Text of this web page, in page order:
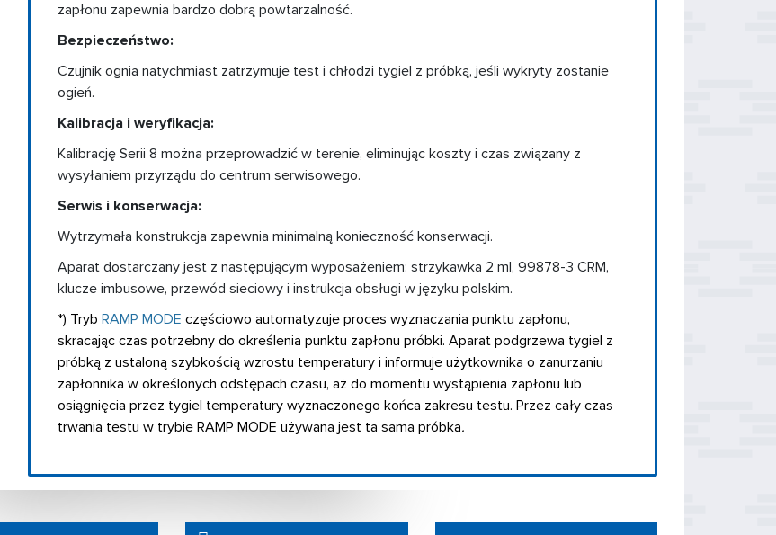
zapłonu zapewnia bardzo dobrą powtarzalność.
Bezpieczeństwo:
Czujnik ognia natychmiast zatrzymuje test i chłodzi tygiel z próbką, jeśli wykryty zostanie
ogień.
Kalibracja i weryfikacja:
Kalibrację Serii 8 można przeprowadzić w terenie, eliminując koszty i czas związany z
wysyłaniem przyrządu do centrum serwisowego.
Serwis i konserwacja:
Wytrzymała konstrukcja zapewnia minimalną konieczność konserwacji.
Aparat dostarczany jest z następującym wyposażeniem: strzykawka 2 ml, 99878-3 CRM,
klucze imbusowe, przewód sieciowy i instrukcja obsługi w języku polskim.
*) Tryb RAMP MODE częściowo automatyzuje proces wyznaczania punktu zapłonu,
skracając czas potrzebny do określenia punktu zapłonu próbki. Aparat podgrzewa tygiel z
próbką z ustaloną szybkością wzrostu temperatury i informuje użytkownika o zanurzaniu
zapłonnika w określonych odstępach czasu, aż do momentu wystąpienia zapłonu lub
osiągnięcia przez tygiel temperatury wyznaczonego końca zakresu testu. Przez cały czas
trwania testu w trybie RAMP MODE używana jest ta sama próbka.